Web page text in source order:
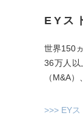
EYス
世界150
36万人以
（M&A
>>> EY